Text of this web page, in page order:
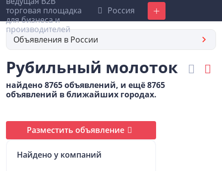
Россия Добавить
Объявления в России
Рубильный молоток
найдено 8765 объявлений, и ещё 8765
объявлений в ближайших городах.
Разместить объявление
Найдено у компаний